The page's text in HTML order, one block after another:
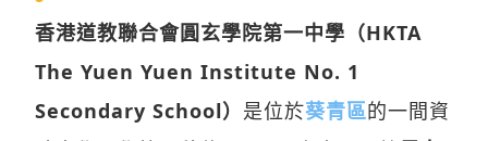
香港道教聯合會圓玄學院第一中學（HKTA
The Yuen Yuen Institute No. 1
Secondary School） 是位於葵青區的一間資